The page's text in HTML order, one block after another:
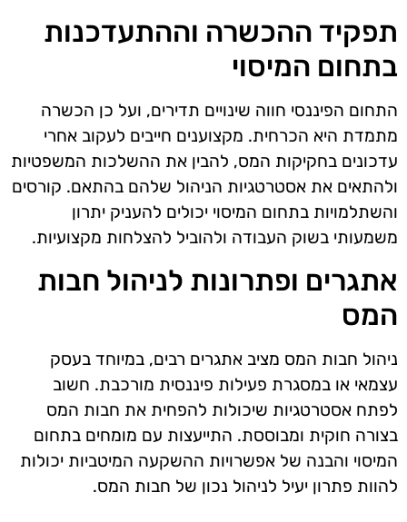
תפקיד ההכשרה וההתעדכנות
בתחום המיסוי
התחום הפיננסי חווה שינויים תדירים, ועל כן הכשרה
מתמדת היא הכרחית. מקצוענים חייבים לעקוב אחרי
עדכונים בחקיקות המס, להבין את ההשלכות המשפטיות
ולהתאים את אסטרטגיות הניהול שלהם בהתאם. קורסים
והשתלמויות בתחום המיסוי יכולים להעניק יתרון
משמעותי בשוק העבודה ולהוביל להצלחות מקצועיות.
אתגרים ופתרונות לניהול חבות
המס
ניהול חבות המס מציב אתגרים רבים, במיוחד בעסק
עצמאי או במסגרת פעילות פיננסית מורכבת. חשוב
לפתח אסטרטגיות שיכולות להפחית את חבות המס
בצורה חוקית ומבוססת. התייעצות עם מומחים בתחום
המיסוי והבנה של אפשרויות ההשקעה המיטביות יכולות
להוות פתרון יעיל לניהול נכון של חבות המס.